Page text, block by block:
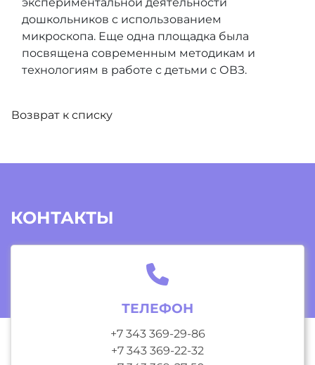
дошкольников с использованием
микроскопа. Еще одна площадка была
посвящена современным методикам и
технологиям в работе с детьми с ОВЗ.
Возврат к списку
КОНТАКТЫ
ТЕЛЕФОН
+7 343 369-29-86
+7 343 369-22-32